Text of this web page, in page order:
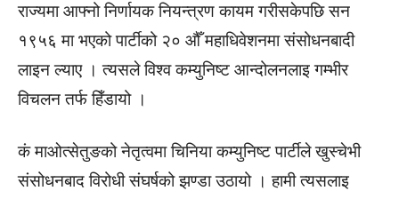
राज्यमा आफ्नो निर्णायक नियन्त्रण कायम गरीसकेपछि सन
१९५६ मा भएको पार्टीको २० औँ महाधिवेशनमा संसोधनबादी
लाइन ल्याए । त्यसले विश्व कम्युनिष्ट आन्दोलनलाइ गम्भीर
विचलन तर्फ हिँडायो ।
कं माओत्सेतुङको नेतृत्वमा चिनिया कम्युनिष्ट पार्टीले खुस्चेभी
संसोधनबाद विरोधी संघर्षको झण्डा उठायो । हामी त्यसलाइ